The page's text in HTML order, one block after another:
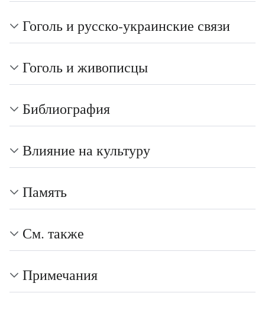
Гоголь и русско-украинские связи
Гоголь и живописцы
Библиография
Влияние на культуру
Память
См. также
Примечания